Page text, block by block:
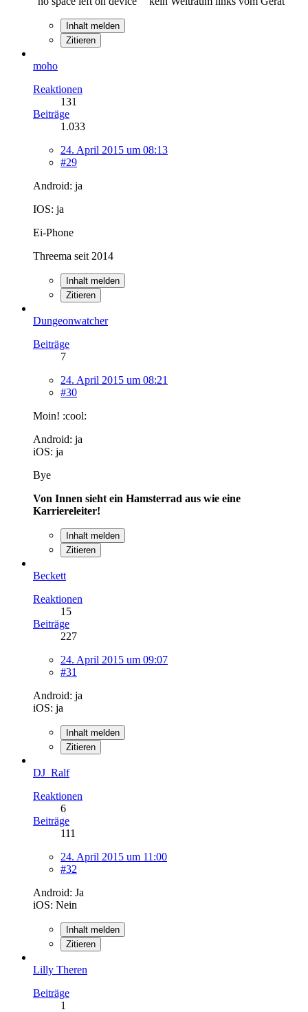
Inhalt melden
Zitieren
moho
Reaktionen
131
Beiträge
1.033
24. April 2015 um 08:13
#29
Android: ja
IOS: ja
Ei-Phone
Threema seit 2014
Inhalt melden
Zitieren
Dungeonwatcher
Beiträge
7
24. April 2015 um 08:21
#30
Moin! :cool:
Android: ja
iOS: ja
Bye
Von Innen sieht ein Hamsterrad aus wie eine
Karriereleiter!
Inhalt melden
Zitieren
Beckett
Reaktionen
15
Beiträge
227
24. April 2015 um 09:07
#31
Android: ja
iOS: ja
Inhalt melden
Zitieren
DJ_Ralf
Reaktionen
6
Beiträge
111
24. April 2015 um 11:00
#32
Android: Ja
iOS: Nein
Inhalt melden
Zitieren
Lilly Theren
Beiträge
1